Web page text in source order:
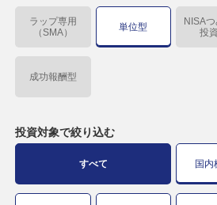
ラップ専用
（SMA）
単位型
NISA
投
成功報酬型
投資対象で絞り込む
すべて 国内